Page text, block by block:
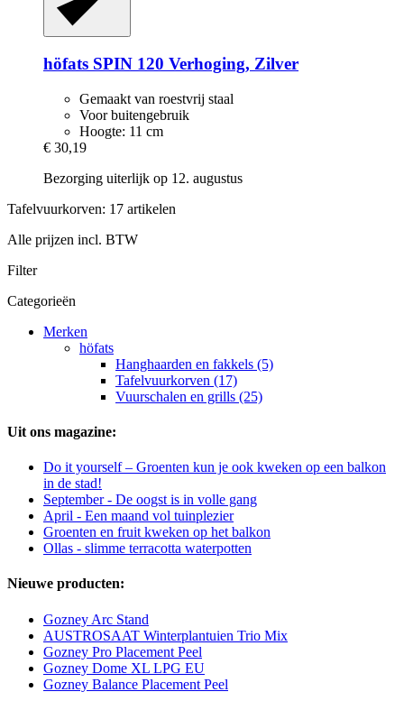
höfats SPIN 120 Verhoging, Zilver
Gemaakt van roestvrij staal
Voor buitengebruik
Hoogte: 11 cm
€ 30,19
Bezorging uiterlijk op 12. augustus
Tafelvuurkorven: 17 artikelen
Alle prijzen incl. BTW
Filter
Categorieën
Merken
höfats
Hanghaarden en fakkels (5)
Tafelvuurkorven (17)
Vuurschalen en grills (25)
Uit ons magazine:
Do it yourself – Groenten kun je ook kweken op een balkon
in de stad!
September - De oogst is in volle gang
April - Een maand vol tuinplezier
Groenten en fruit kweken op het balkon
Ollas - slimme terracotta waterpotten
Nieuwe producten:
Gozney Arc Stand
AUSTROSAAT Winterplantuien Trio Mix
Gozney Pro Placement Peel
Gozney Dome XL LPG EU
Gozney Balance Placement Peel